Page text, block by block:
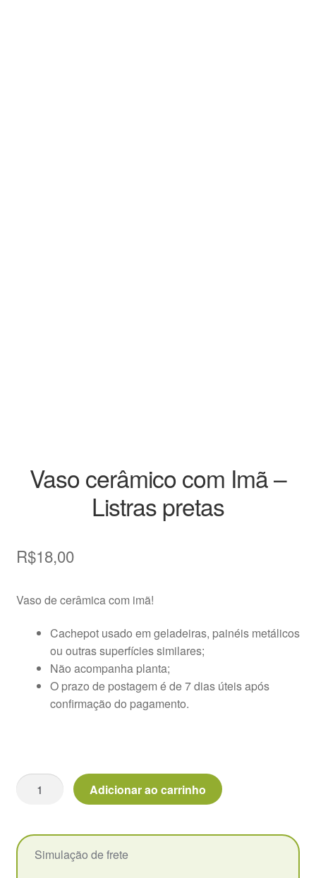
Vaso cerâmico com Imã –
Listras pretas
R$18,00
Vaso de cerâmica com imã!
Cachepot usado em geladeiras, painéis metálicos
ou outras superfícies similares;
Não acompanha planta;
O prazo de postagem é de 7 dias úteis após
confirmação do pagamento.
Vaso
cerâmico
Imã
-
Adicionar ao carrinho
Simulação de frete